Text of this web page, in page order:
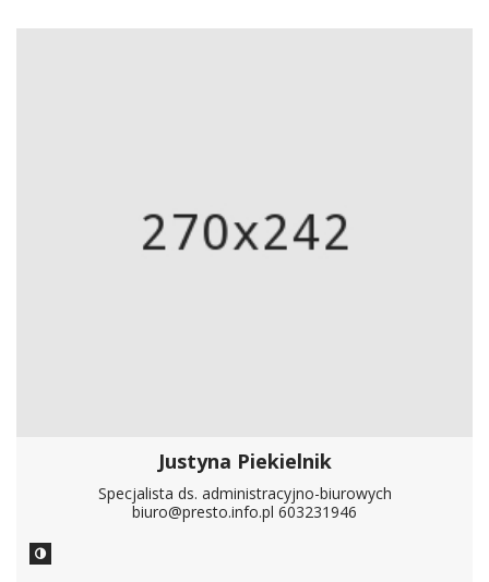
Justyna Piekielnik
Specjalista ds. administracyjno-biurowych
biuro@presto.info.pl 603231946